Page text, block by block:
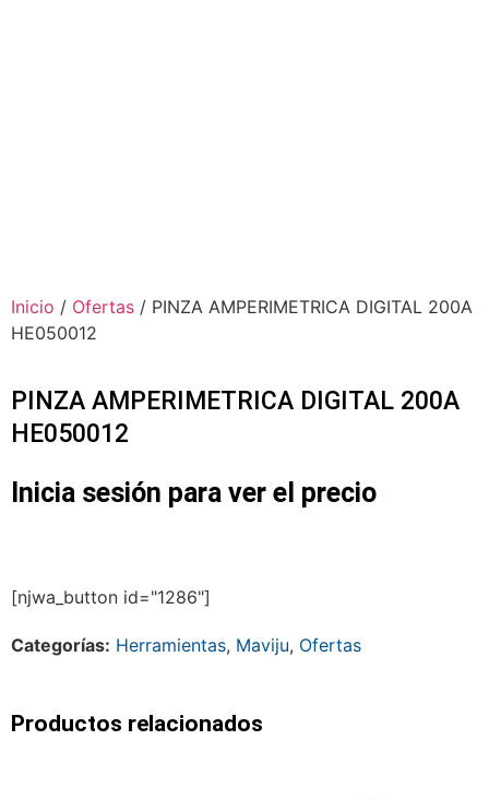
Inicio / Ofertas / PINZA AMPERIMETRICA DIGITAL 200A
HE050012
PINZA AMPERIMETRICA DIGITAL 200A
HE050012
Inicia sesión para ver el precio
[njwa_button id="1286"]
Categorías: Herramientas, Maviju, Ofertas
Productos relacionados